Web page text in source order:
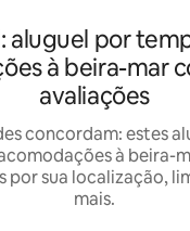
aluguel por
à beira-mar
avaliações
concordam: estes
à beira-
por sua localização,
mais.